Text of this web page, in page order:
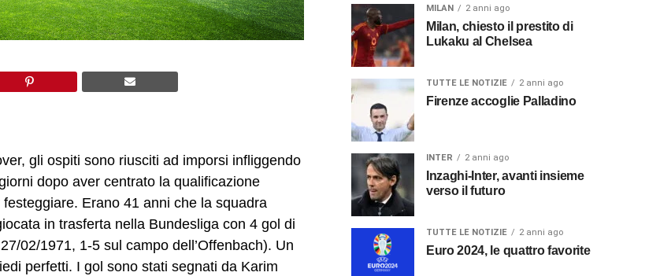
gli ospiti sono riusciti ad imporsi infliggendo
dopo aver centrato la qualificazione
Erano 41 anni che la squadra
in trasferta nella Bundesliga con 4 gol di
02/1971, 1-5 sul campo dell’Offenbach). Un
perfetti. I gol sono stati segnati da Karim
MILAN 2 anni ago
Milan, chiesto il prestito di
Lukaku al Chelsea
TUTTE LE NOTIZIE 2 anni ago
Firenze accoglie Palladino
INTER 2 anni ago
Inzaghi-Inter, avanti insieme
verso il futuro
TUTTE LE NOTIZIE 2 anni ago
Euro 2024, le quattro favorite